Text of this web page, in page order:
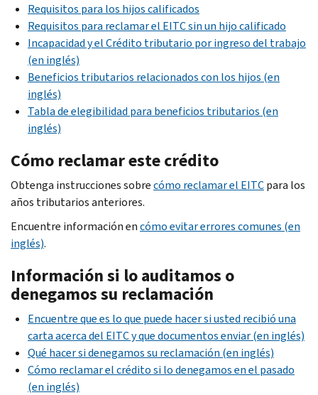
Requisitos para los hijos calificados
Requisitos para reclamar el EITC sin un hijo calificado
Incapacidad y el Crédito tributario por ingreso del trabajo
(en inglés)
Beneficios tributarios relacionados con los hijos (en
inglés)
Tabla de elegibilidad para beneficios tributarios (en
inglés)
Cómo reclamar este crédito
Obtenga instrucciones sobrecómo reclamar el EITCpara los
años tributarios anteriores.
Encuentre información encómo evitar errores comunes (en
inglés).
Información si lo auditamos o
denegamos su reclamación
Encuentre que es lo que puede hacer si usted recibió una
carta acerca del EITC y que documentos enviar (en inglés)
Qué hacer si denegamos su reclamación (en inglés)
Cómo reclamar el crédito si lo denegamos en el pasado
(en inglés)